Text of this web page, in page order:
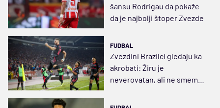
šansu Rodrigau da pokaže
da je najbolji štoper Zvezde
FUDBAL
Zvezdini Brazilci gledaju ka
akrobati: Žiru je
neverovatan, ali ne smemo